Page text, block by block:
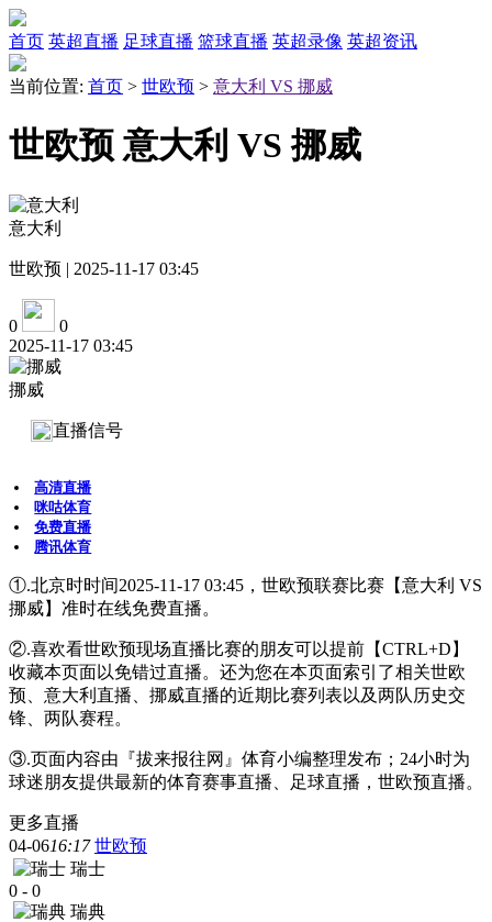
首页 英超直播 足球直播 篮球直播 英超录像 英超资讯
当前位置: 首页 > 世欧预 > 意大利 VS 挪威
世欧预 意大利 VS 挪威
意大利
世欧预 | 2025-11-17 03:45
0
0
2025-11-17 03:45
挪威
直播信号
高清直播
咪咕体育
免费直播
腾讯体育
①.北京时时间2025-11-17 03:45，世欧预联赛比赛【意大利 VS
挪威】准时在线免费直播。
②.喜欢看世欧预现场直播比赛的朋友可以提前【CTRL+D】
收藏本页面以免错过直播。还为您在本页面索引了相关世欧
预、意大利直播、挪威直播的近期比赛列表以及两队历史交
锋、两队赛程。
③.页面内容由『拔来报往网』体育小编整理发布；24小时为
球迷朋友提供最新的体育赛事直播、足球直播，世欧预直播。
更多直播
04-0616:17 世欧预
瑞士
0 - 0
瑞典